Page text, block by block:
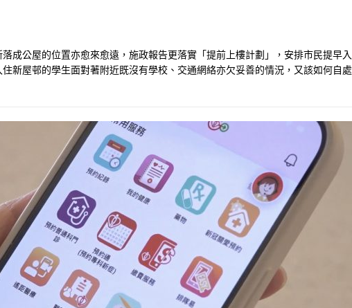
成公屋的位置亦愈來愈遠，施政報告更落實「提前上樓計劃」，安排市民提早入
新屋邨的學生面對著附近既沒有學校、交通網絡亦欠妥善的情況，又該如何自處